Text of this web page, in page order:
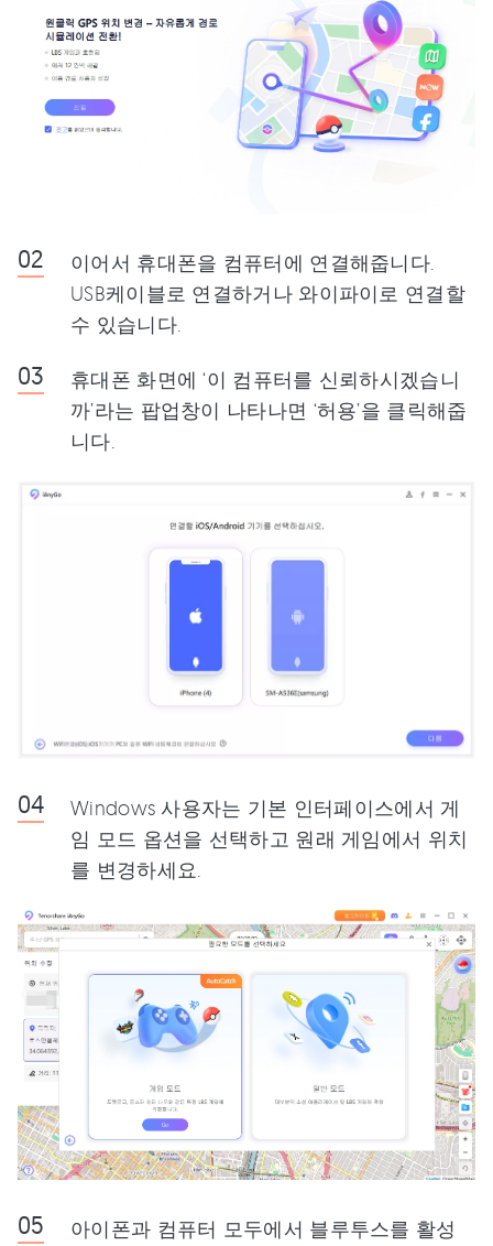
이어서 휴대폰을 컴퓨터에 연결해줍니다.
USB케이블로 연결하거나 와이파이로 연결할
수 있습니다.
휴대폰 화면에 ‘이 컴퓨터를 신뢰하시겠습니
까’라는 팝업창이 나타나면 ‘허용’을 클릭해줍
니다.
Windows 사용자는 기본 인터페이스에서 게
임 모드 옵션을 선택하고 원래 게임에서 위치
를 변경하세요.
아이폰과 컴퓨터 모두에서 블루투스를 활성